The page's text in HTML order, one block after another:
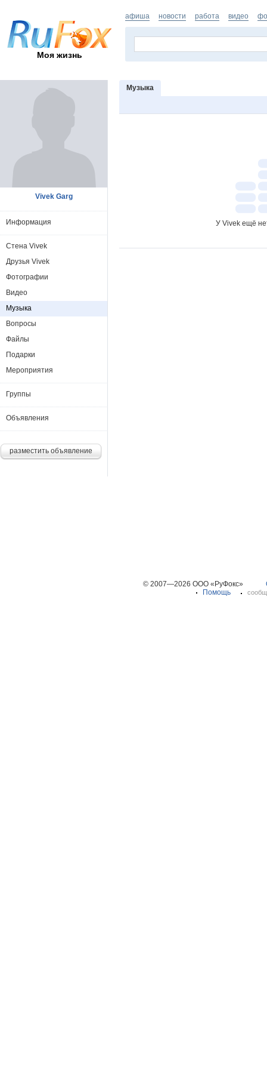
Моя жизнь
афиша новости работа видео
Музыка
У Vivek ещё
Vivek Garg
Информация
Стена Vivek
Друзья Vivek
Фотографии
Видео
Музыка
Вопросы
Файлы
Подарки
Мероприятия
Группы
Объявления
разместить объявление
© 2007—2026 ООО «РуФокс»
Помощь